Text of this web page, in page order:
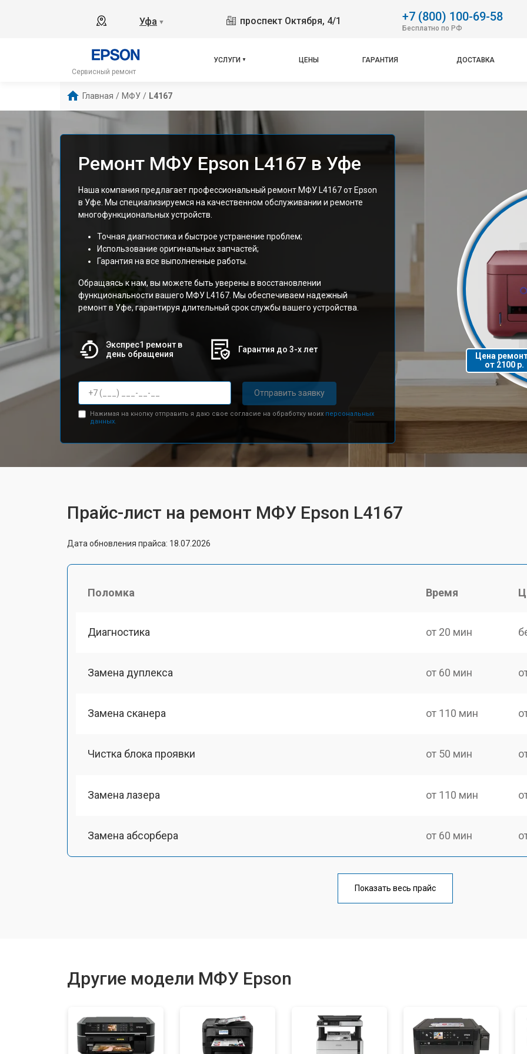
Уфа ▼ проспект Октября, 4/1 +7 (800) 100-69-58
Бесплатно по РФ
Сервисный ремонт
УСЛУГИ ЦЕНЫ ГАРАНТИЯ ДОСТАВКА
Главная / МФУ / L4167
Ремонт МФУ Epson L4167 в Уфе
Наша компания предлагает профессиональный ремонт МФУ L4167 от Epson
в Уфе. Мы специализируемся на качественном обслуживании и ремонте
многофункциональных устройств.
Точная диагностика и быстрое устранение проблем;
Использование оригинальных запчастей;
Гарантия на все выполненные работы.
Обращаясь к нам, вы можете быть уверены в восстановлении
функциональности вашего МФУ L4167. Мы обеспечиваем надежный
ремонт в Уфе, гарантируя длительный срок службы вашего устройства.
Экспрес1 ремонт в
день обращения
Гарантия до 3-х лет
Отправить заявку
Нажимая на кнопку отправить я даю свое согласие на обработку моих персональных
данных.
Цена
от 2100 р.
Прайс-лист на ремонт МФУ Epson L4167
Дата обновления прайса: 18.07.2026
Поломка Время
Диагностика от 20 мин
Замена дуплекса от 60 мин
Замена сканера от 110 мин
Чистка блока проявки от 50 мин
Замена лазера от 110 мин
Замена абсорбера от 60 мин
от 100 мин
Замена печатной головки от 100 мин
Показать весь прайс
Другие модели МФУ Epson